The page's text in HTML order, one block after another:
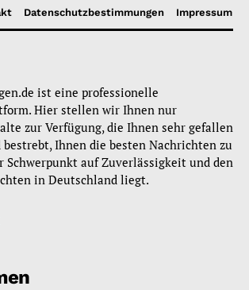
Datenschutzbestimmungen Impressum
ist eine professionelle
Hier stellen wir Ihnen nur
zur Verfügung, die Ihnen sehr gefallen
Ihnen die besten Nachrichten zu
Schwerpunkt auf Zuverlässigkeit und den
in Deutschland liegt.